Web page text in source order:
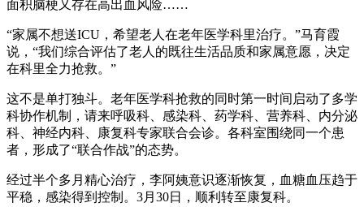
面积脑梗又存在高出血风险……
“家属不想送ICU，希望老人在老年医学科里治疗。”马育霞
说，“我们综合评估了老人的既往生活品质和家属意愿，决定
在科里全力抢救。”
这不是单打独斗。老年医学科抢救的同时第一时间启动了多学
科协作机制，请来呼吸科、感染科、药学科、营养科、内分泌
科、神经内科、康复科专家联合会诊。各科室围绕同一个患
者，形成了“联合作战”的态势。
经过半个多月精心治疗，李阿姨意识逐渐恢复，血糖血压趋于
平稳，感染得到控制。3月30日，顺利转至康复科。